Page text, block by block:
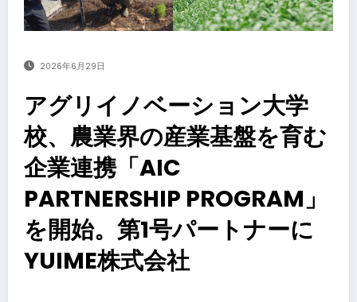
2026年6月29日
アグリイノベーション大学
校、農業界の産業基盤を育む
企業連携「AIC
PARTNERSHIP PROGRAM」
を開始。第1号パートナーに
YUIME株式会社